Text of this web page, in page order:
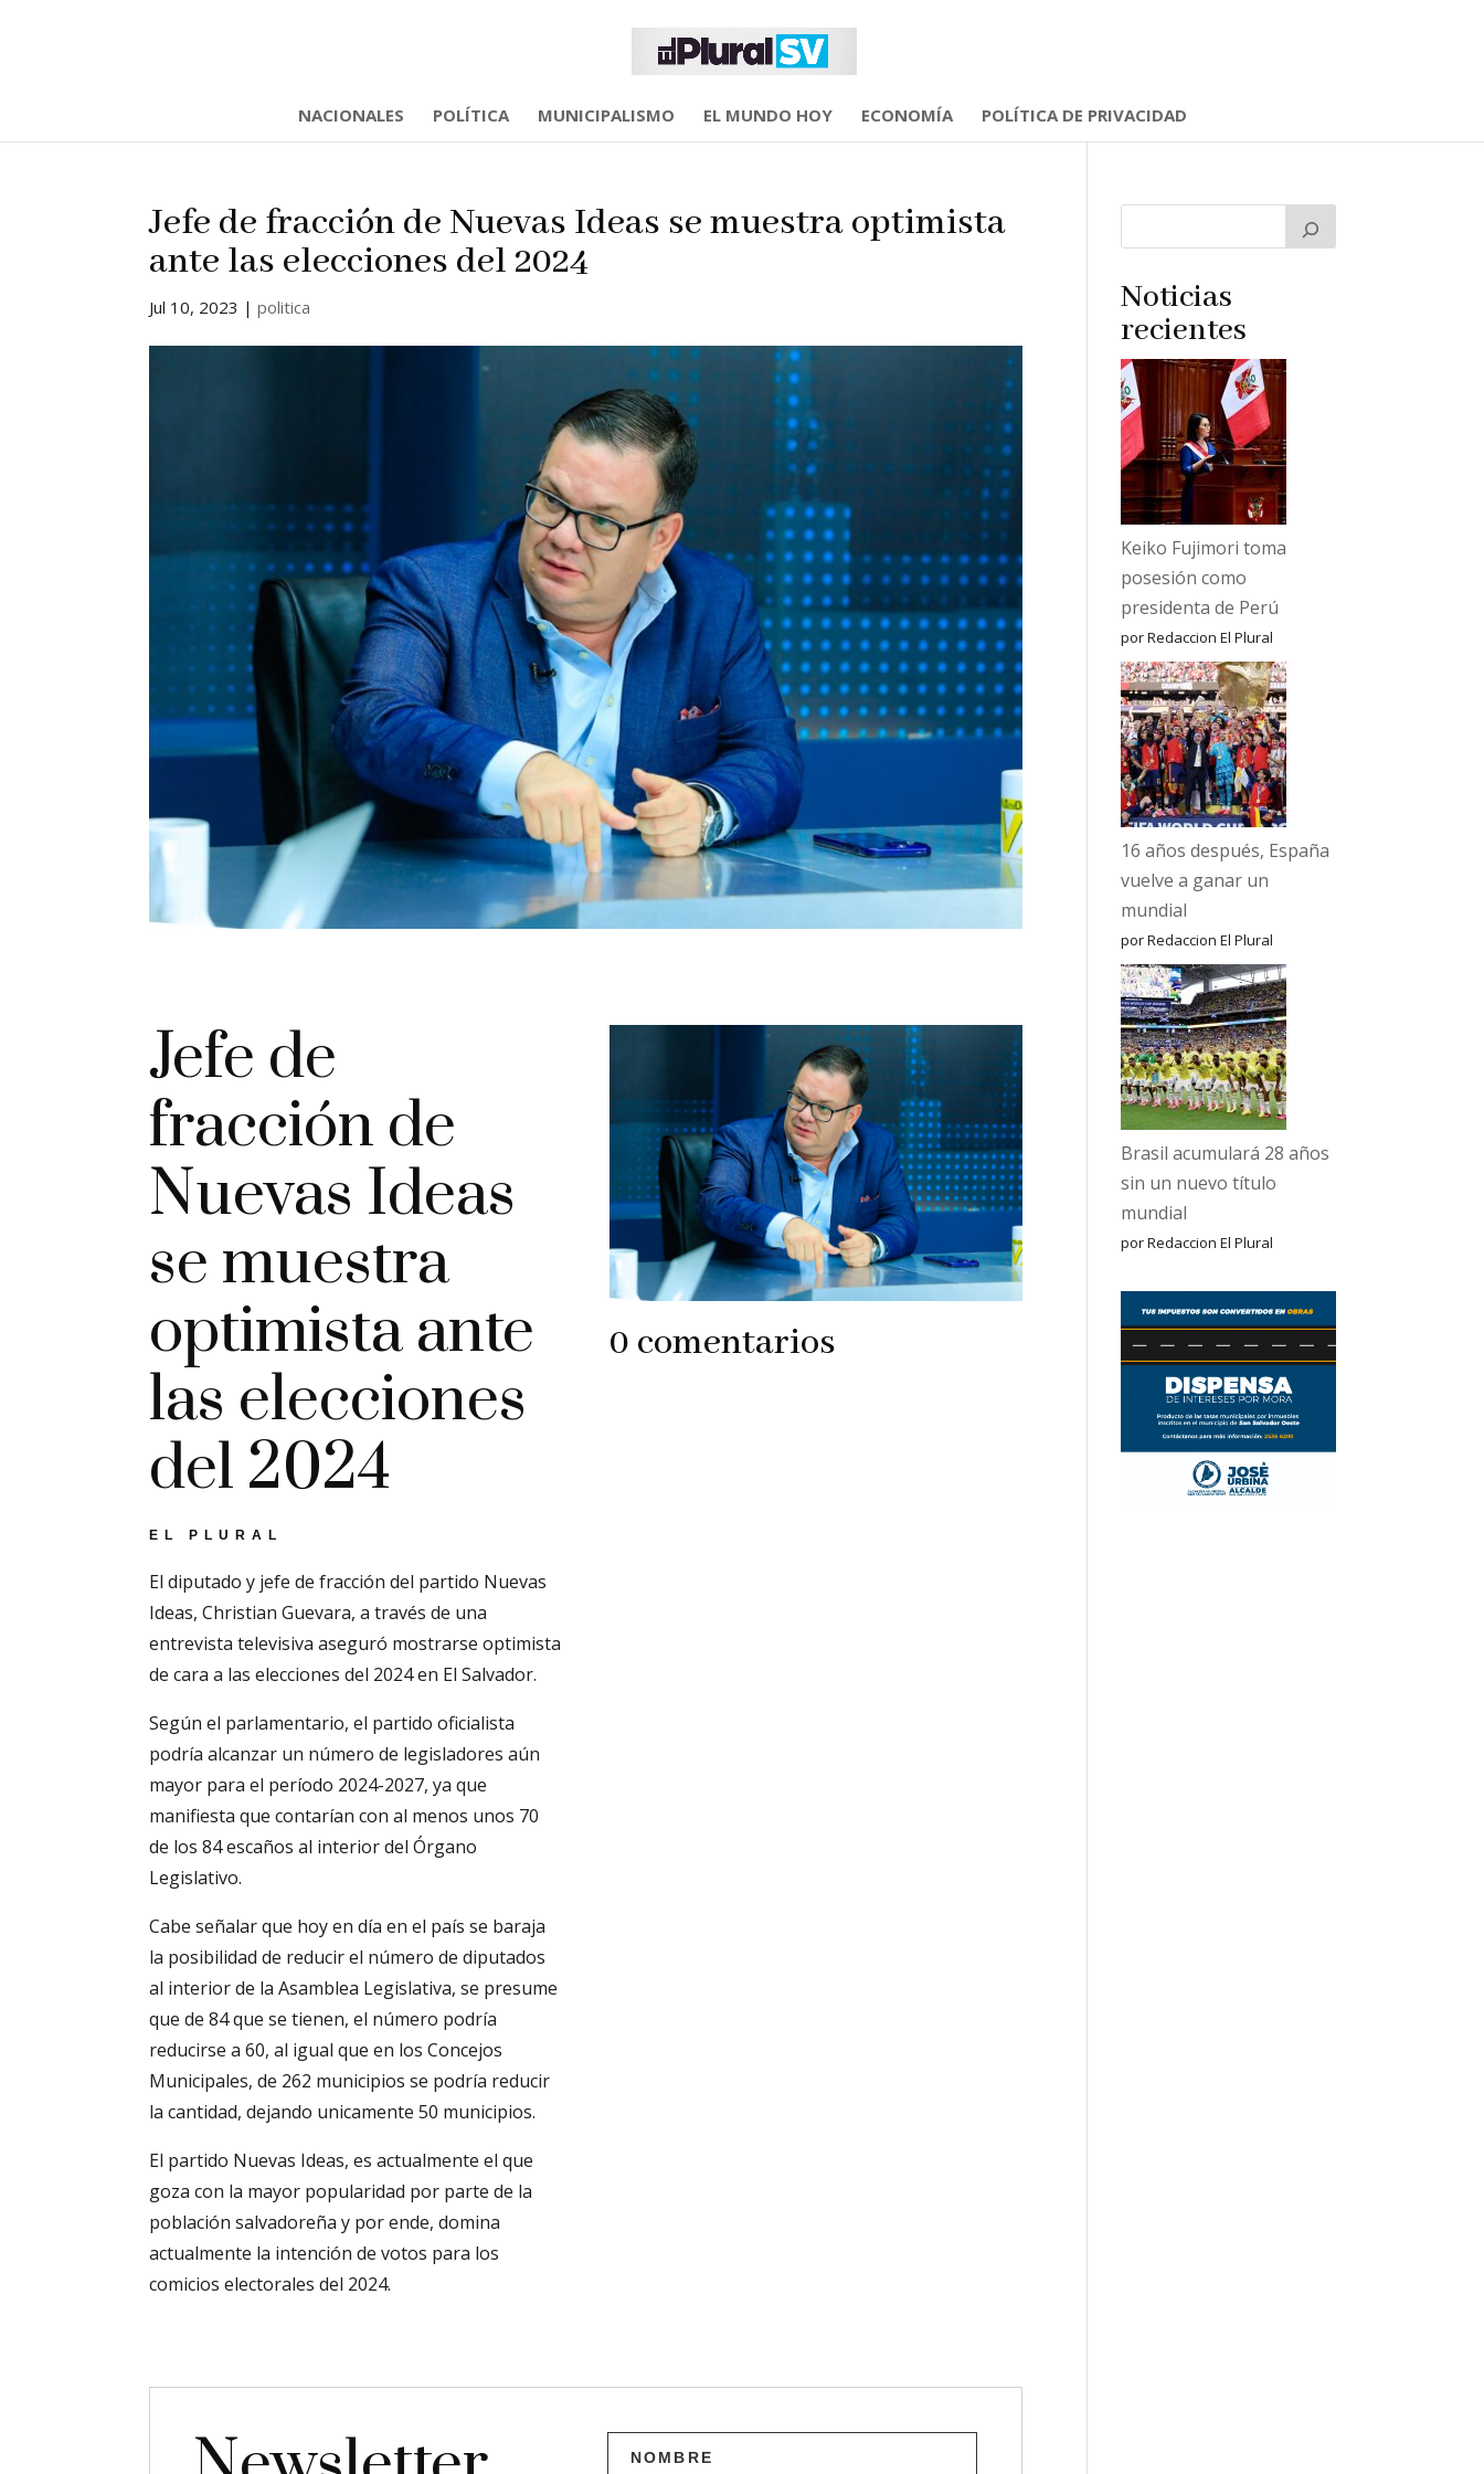
NACIONALES POLÍTICA MUNICIPALISMO EL MUNDO HOY ECONOMÍA POLÍTICA DE PRIVACIDAD
Jefe de fracción de Nuevas Ideas se muestra optimista
ante las elecciones del 2024
Jul 10, 2023 | politica
Jefe de
fracción de
Nuevas Ideas
se muestra
optimista ante
las elecciones
del 2024
EL PLURAL
El diputado y jefe de fracción del partido Nuevas
Ideas, Christian Guevara, a través de una
entrevista televisiva aseguró mostrarse optimista
de cara a las elecciones del 2024 en El Salvador.
Según el parlamentario, el partido oficialista
podría alcanzar un número de legisladores aún
mayor para el período 2024-2027, ya que
manifiesta que contarían con al menos unos 70
de los 84 escaños al interior del Órgano
Legislativo.
Cabe señalar que hoy en día en el país se baraja
la posibilidad de reducir el número de diputados
al interior de la Asamblea Legislativa, se presume
que de 84 que se tienen, el número podría
reducirse a 60, al igual que en los Concejos
Municipales, de 262 municipios se podría reducir
la cantidad, dejando unicamente 50 municipios.
El partido Nuevas Ideas, es actualmente el que
goza con la mayor popularidad por parte de la
población salvadoreña y por ende, domina
actualmente la intención de votos para los
comicios electorales del 2024.
0 comentarios
Noticias
recientes
Keiko Fujimori toma
posesión como
presidenta de Perú
por Redaccion El Plural
16 años después, España
vuelve a ganar un
mundial
por Redaccion El Plural
Brasil acumulará 28 años
sin un nuevo título
mundial
por Redaccion El Plural